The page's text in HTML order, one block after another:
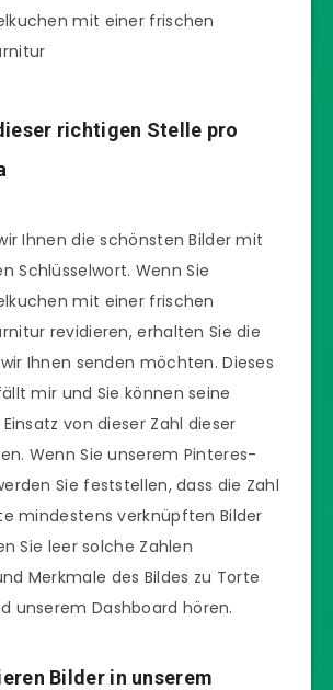
mit einer frischen
richtigen Stelle pro
Ihnen die schönsten Bilder mit
Schlüsselwort. Wenn Sie
mit einer frischen
revidieren, erhalten Sie die
Ihnen senden möchten. Dieses
mir und Sie können seine
von dieser Zahl dieser
Wenn Sie unserem Pinteres-
Sie feststellen, dass die Zahl
mindestens verknüpften Bilder
Sie leer solche Zahlen
Merkmale des Bildes zu Torte
unserem Dashboard hören.
Bilder in unserem